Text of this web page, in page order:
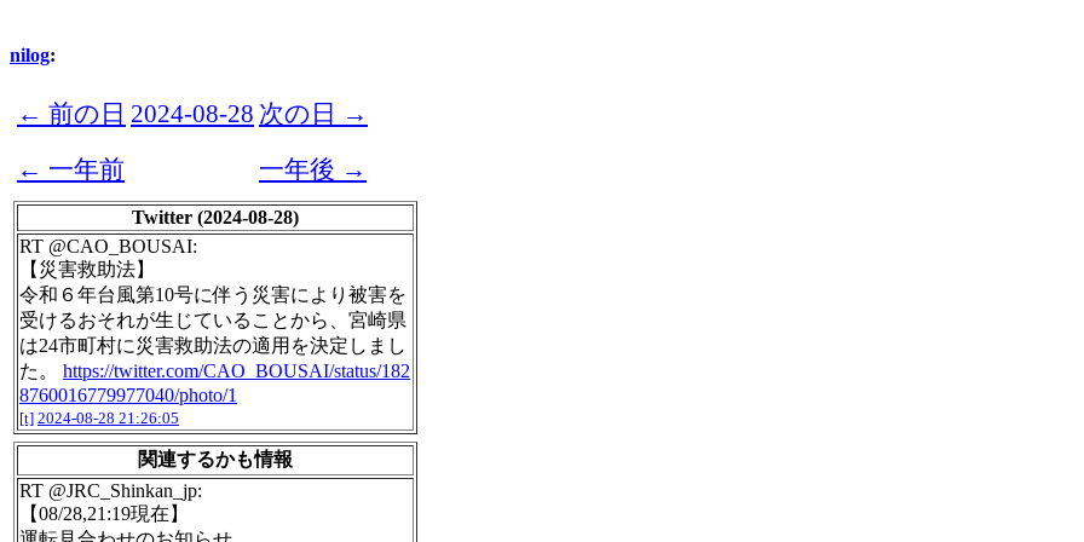
nilog:
← 前の日 2024-08-28 次の日 →
← 一年前
一年後 →
Twitter (2024-08-28)
RT @CAO_BOUSAI:
【災害救助法】
令和６年台風第10号に伴う災害により被害を
受けるおそれが生じていることから、宮崎県
は24市町村に災害救助法の適用を決定しまし
た。 https://twitter.com/CAO_BOUSAI/status/182
8760016779977040/photo/1
[t] 2024-08-28 21:26:05
関連するかも情報
RT @JRC_Shinkan_jp:
【08/28,21:19現在】